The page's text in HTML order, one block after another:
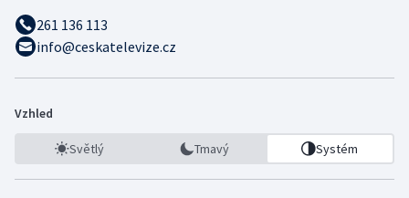
261 136 113
info@ceskatelevize.cz
Vzhled
Světlý Tmavý Systém